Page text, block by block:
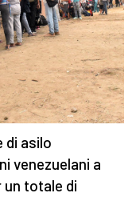
di asilo
venezuelani a
un totale di